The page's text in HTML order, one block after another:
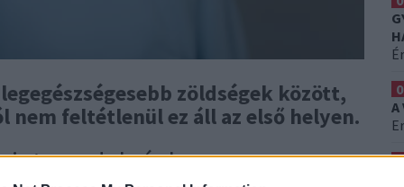
zöldségek között,
nem feltétlenül ez áll az első helyen.
gondolnánk
A